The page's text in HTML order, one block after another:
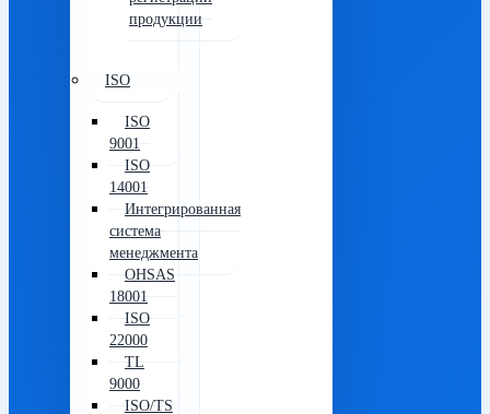
продукции
ISO
ISO
9001
ISO
14001
Интегрированная
система
менеджмента
OHSAS
18001
ISO
22000
TL
9000
ISO/TS